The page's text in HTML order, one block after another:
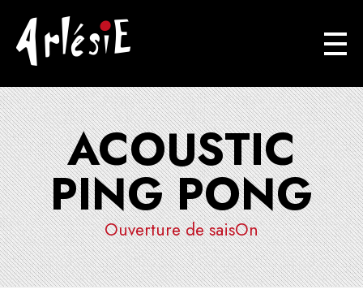
ACOUSTIC
PING PONG
Ouverture de saisOn